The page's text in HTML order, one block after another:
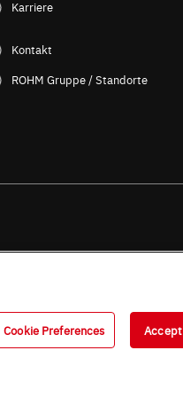
Karriere
Kontakt
ROHM Gruppe / Standorte
Partners (Europe) [German]
Cookie Preferences